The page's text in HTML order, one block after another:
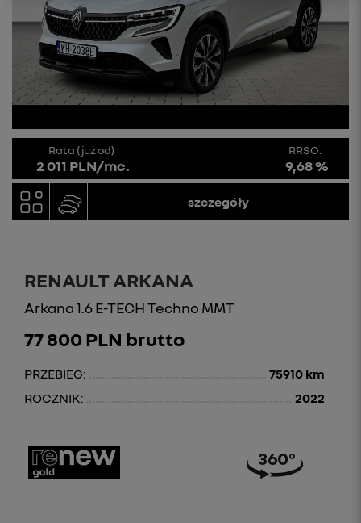
Rata (już od)
2 011 PLN/mc.
RRSO:
9,68 %
szczegóły
RENAULT ARKANA
Arkana 1.6 E-TECH Techno MMT
77 800 PLN brutto
PRZEBIEG:
75910 km
ROCZNIK:
2022